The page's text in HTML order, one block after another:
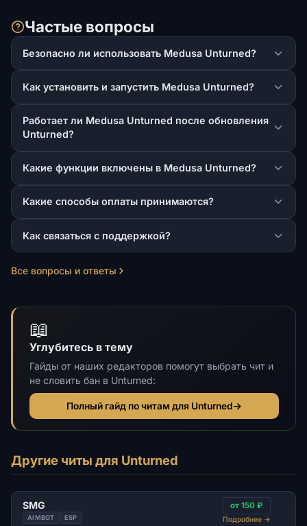
Частые вопросы
Безопасно ли использовать Medusa Unturned?
Как установить и запустить Medusa Unturned?
Работает ли Medusa Unturned после обновления
Unturned?
Какие функции включены в Medusa Unturned?
Какие способы оплаты принимаются?
Как связаться с поддержкой?
Все вопросы и ответы
📖
Углубитесь в тему
Гайды от наших редакторов помогут выбрать чит и
не словить бан в Unturned:
Полный гайд по читам для Unturned→
Другие читы для Unturned
SMG
AIMBOT ESP
от 150 ₽
Подробнее →